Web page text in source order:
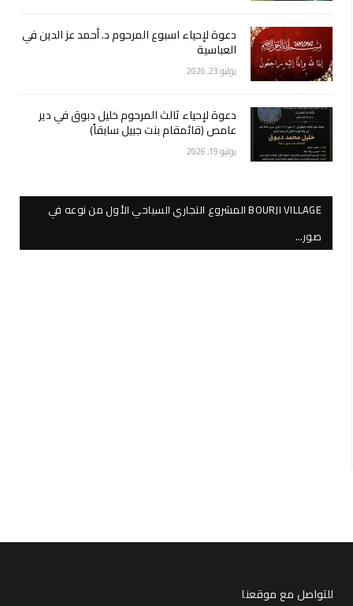
دعوة لإحياء اسبوع المرحوم د. أحمد عز الدين في
العباسية
يوليو 23, 2026
دعوة لإحياء ثالث المرحوم خليل دبوق في دير
عامص (قائمقام بنت جبيل سابقاً)
يوليو 19, 2026
BOURJI VILLAGE المشروع التجاري السياحي الأول من نوعه في
صور…
للتواصل مع موقعنا